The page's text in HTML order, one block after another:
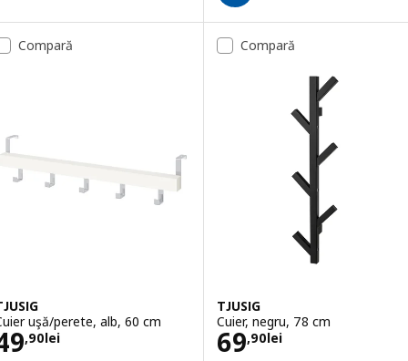
Compară
uşă/perete, alb, 60 cm
,90lei
49,90lei
Compară
TJUSIG
Cuier, negru, 78 cm
69,90lei
Preţ 69,90lei